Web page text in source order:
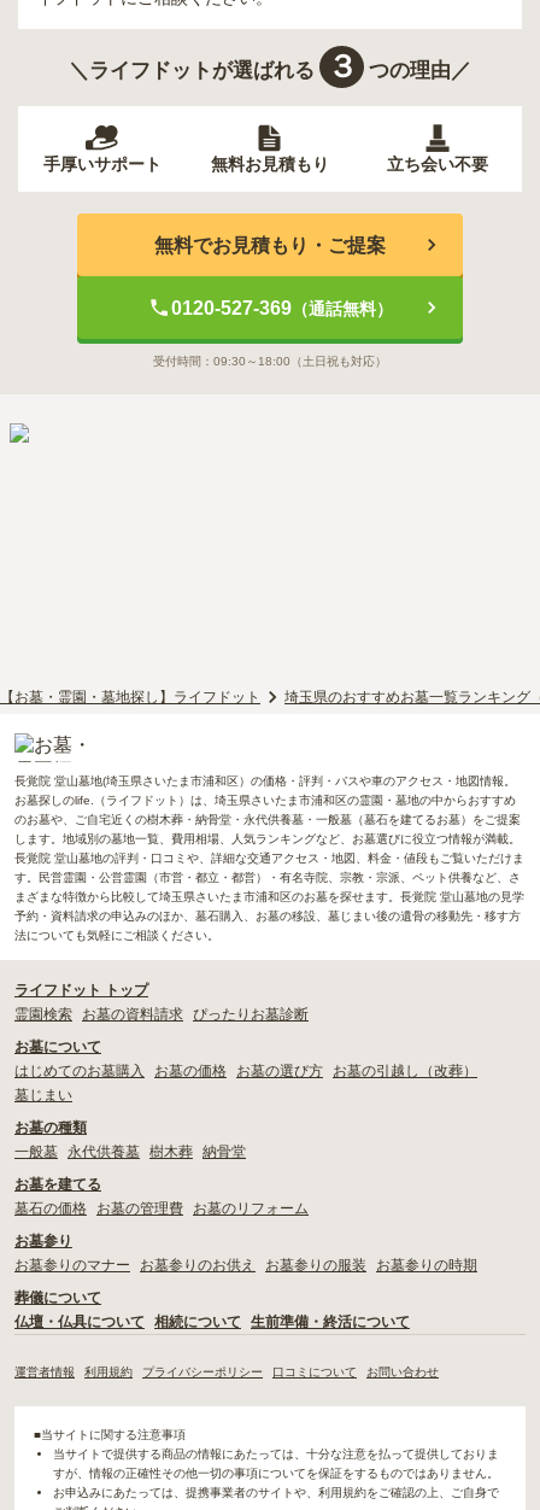
＼ライフドットが選ばれる ３ つの理由／
手厚いサポート 無料お見積もり 立ち会い不要
無料でお見積もり・ご提案
0120-527-369（通話無料）
受付時間： 09:30～18:00 （土日祝も対応）
【お墓・霊園・墓地探し】ライフドット 埼玉県のおすすめお墓一覧ランキング
長覚院 堂山墓地(埼玉県さいたま市浦和区）の価格・評判・バスや車のアクセス・地図情報。
お墓探しのlife.（ライフドット）は、埼玉県さいたま市浦和区の霊園・墓地の中からおすすめ
のお墓や、ご自宅近くの樹木葬・納骨堂・永代供養墓・一般墓（墓石を建てるお墓）をご提案
します。地域別の墓地一覧、費用相場、人気ランキングなど、お墓選びに役立つ情報が満載。
長覚院 堂山墓地の評判・口コミや、詳細な交通アクセス・地図、料金・値段もご覧いただけま
す。民営霊園・公営霊園（市営・都立・都営）・有名寺院、宗教・宗派、ペット供養など、さ
まざまな特徴から比較して埼玉県さいたま市浦和区のお墓を探せます。長覚院 堂山墓地の見学
予約・資料請求の申込みのほか、墓石購入、お墓の移設、墓じまい後の遺骨の移動先・移す方
法についても気軽にご相談ください。
ライフドット トップ
霊園検索
お墓の資料請求 ぴったりお墓診断
お墓について
はじめてのお墓購入
お墓の価格 お墓の選び方
お墓の引越し（改葬）
墓じまい
お墓の種類
一般墓
永代供養墓 樹木葬 納骨堂
お墓を建てる
墓石の価格
お墓の管理費
お墓のリフォーム
お墓参り
お墓参りのマナー
お墓参りのお供え お墓参りの服装
お墓参りの時期
葬儀について
仏壇・仏具について
相続について 生前準備・終活について
運営者情報 利用規約 プライバシーポリシー 口コミについて お問い合わせ
■当サイトに関する注意事項
当サイトで提供する商品の情報にあたっては、十分な注意を払って提供しておりま
すが、情報の正確性その他一切の事項についてを保証をするものではありません。
お申込みにあたっては、提携事業者のサイトや、利用規約をご確認の上、ご自身で